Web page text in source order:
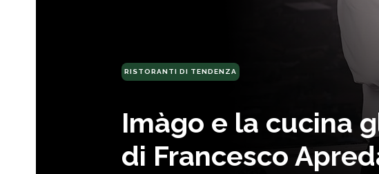
RISTORANTI DI TENDENZA
Imàgo e la cucina
di Francesco